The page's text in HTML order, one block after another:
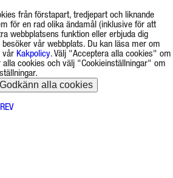
från förstapart, tredjepart och liknande
för en rad olika ändamål (inklusive för att
webbplatsens funktion eller erbjuda dig
vår webbplats. Du kan läsa mer om
vår Kakpolicy. Välj "Acceptera alla cookies" om
cookies och välj "Cookieinställningar" om
Godkänn alla cookies